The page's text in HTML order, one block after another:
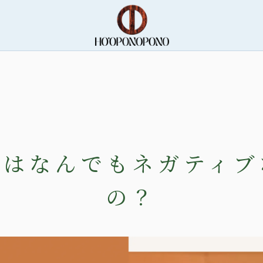
なんでもネガティ
の？